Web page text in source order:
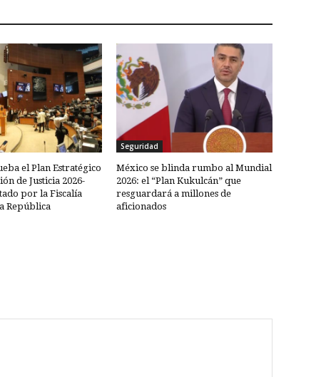
el Plan Estratégico
de Justicia 2026-
por la Fiscalía
República
Seguridad
México se blinda rumbo al Mundial
2026: el “Plan Kukulcán” que
resguardará a millones de
aficionados